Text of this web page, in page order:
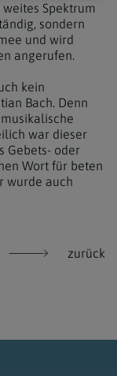
Spektrum
sondern
und wird
angerufen.
kein
Bach. Denn
war dieser
Gebets- oder
Wort für beten
wurde auch
zurück